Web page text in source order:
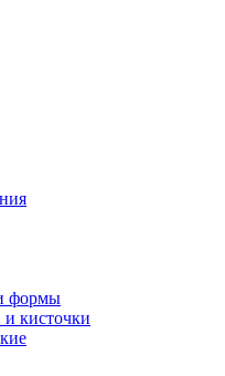
формы
и кисточки